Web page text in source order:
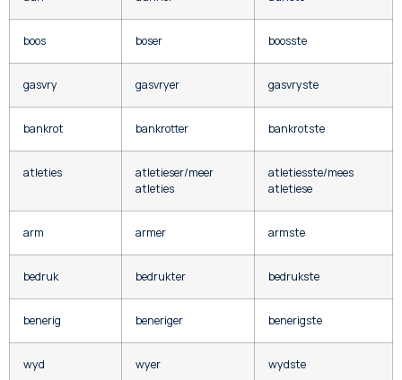
boos boser boosste
gasvry gasvryer gasvryste
bankrot bankrotter bankrotste
atleties
atletieser/meer
atleties
atletiesste/mees
atletiese
arm armer armste
bedruk bedrukter bedrukste
benerig beneriger benerigste
wyd wyer wydste